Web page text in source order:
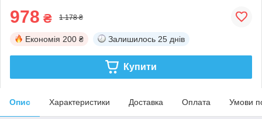
978 ₴ 1 178 ₴
Економія 200 ₴ Залишилось 25 днів
Купити
Опис Характеристики Доставка Оплата Умови